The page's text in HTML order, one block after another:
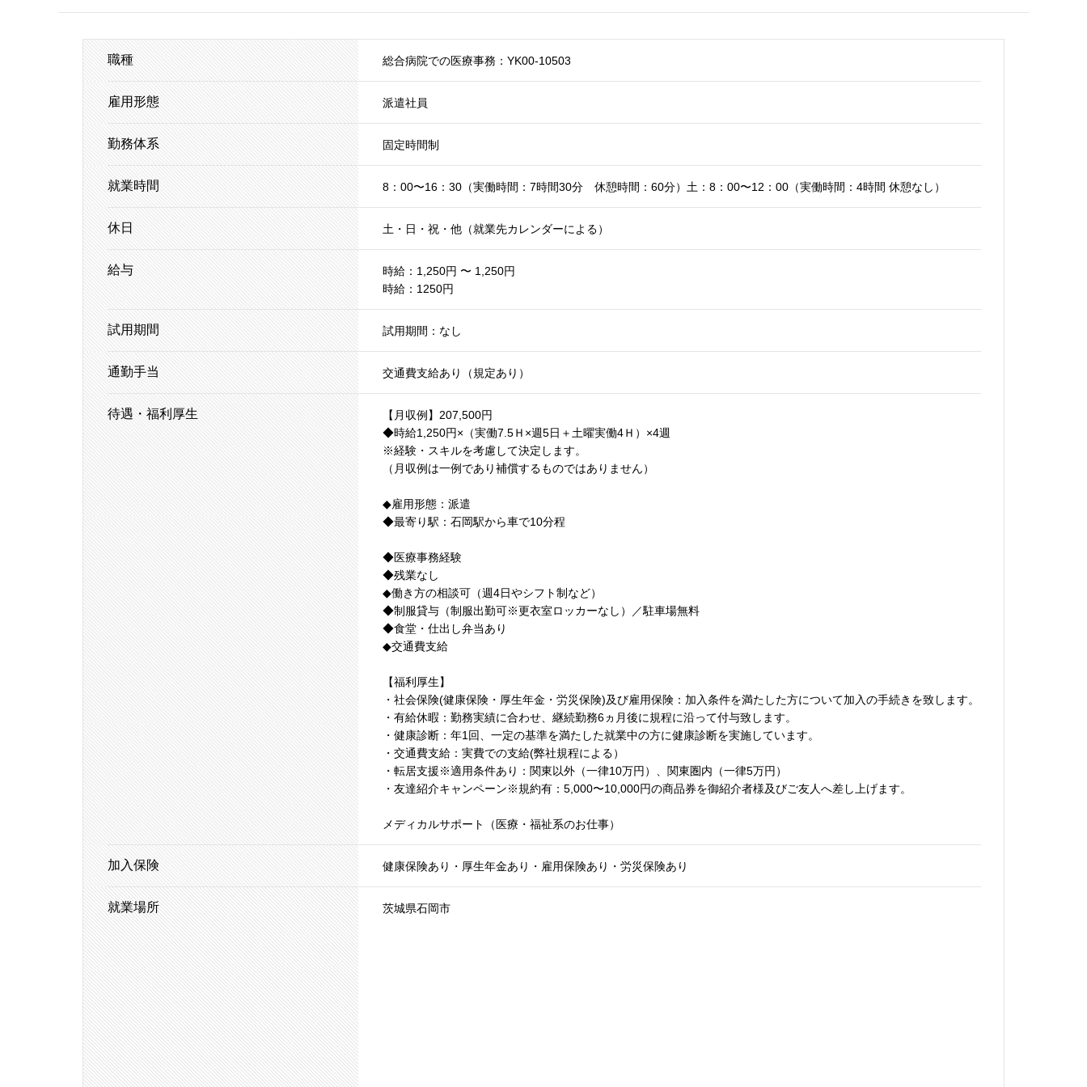
職種 総合病院での医療事務：YK00-10503
雇用形態 派遣社員
勤務体系 固定時間制
就業時間 8：00〜16：30（実働時間：7時間30分 休憩時間：60分）土：8：00〜12：00（実働時間：4時間 休憩なし）
休日 土・日・祝・他（就業先カレンダーによる）
給与
時給：1,250円 〜 1,250円
時給：1250円
試用期間 試用期間：なし
通勤手当 交通費支給あり（規定あり）
待遇・福利厚生
【月収例】207,500円
◆時給1,250円×（実働7.5Ｈ×週5日＋土曜実働4Ｈ）×4週
※経験・スキルを考慮して決定します。
（月収例は一例であり補償するものではありません）
◆雇用形態：派遣
◆最寄り駅：石岡駅から車で10分程
◆医療事務経験
◆残業なし
◆働き方の相談可（週4日やシフト制など）
◆制服貸与（制服出勤可※更衣室ロッカーなし）／駐車場無料
◆食堂・仕出し弁当あり
◆交通費支給
【福利厚生】
・社会保険(健康保険・厚生年金・労災保険)及び雇用保険：加入条件を満たした方について加入の手続きを致します。
・有給休暇：勤務実績に合わせ、継続勤務6ヵ月後に規程に沿って付与致します。
・健康診断：年1回、一定の基準を満たした就業中の方に健康診断を実施しています。
・交通費支給：実費での支給(弊社規程による）
・転居支援※適用条件あり：関東以外（一律10万円）、関東圏内（一律5万円）
・友達紹介キャンペーン※規約有：5,000〜10,000円の商品券を御紹介者様及びご友人へ差し上げます。
メディカルサポート（医療・福祉系のお仕事）
加入保険 健康保険あり・厚生年金あり・雇用保険あり・労災保険あり
就業場所 茨城県石岡市